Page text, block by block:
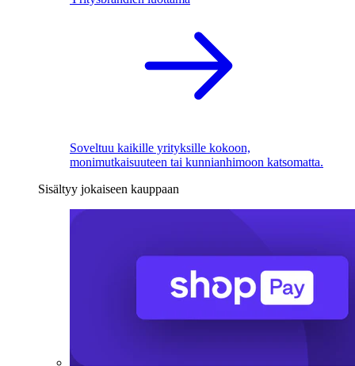
Soveltuu kaikille yrityksille kokoon,
monimutkaisuuteen tai kunnianhimoon katsomatta.
Sisältyy jokaiseen kauppaan